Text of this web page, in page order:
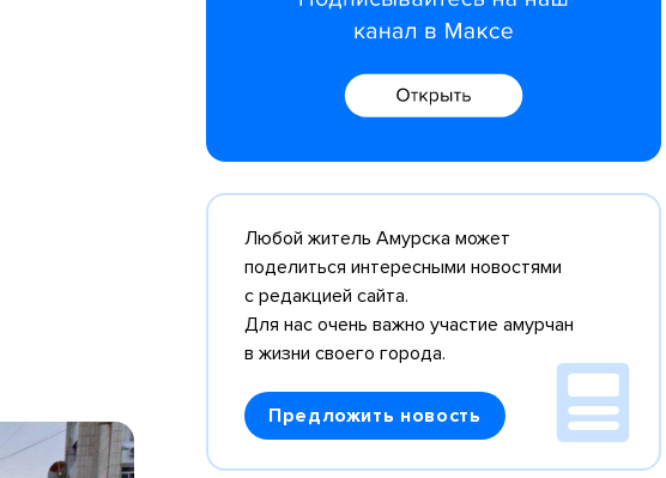
Любой житель Амурска может
поделиться интересными новостями
с редакцией сайта.
Для нас очень важно участие амурчан
в жизни своего города.
Предложить новость